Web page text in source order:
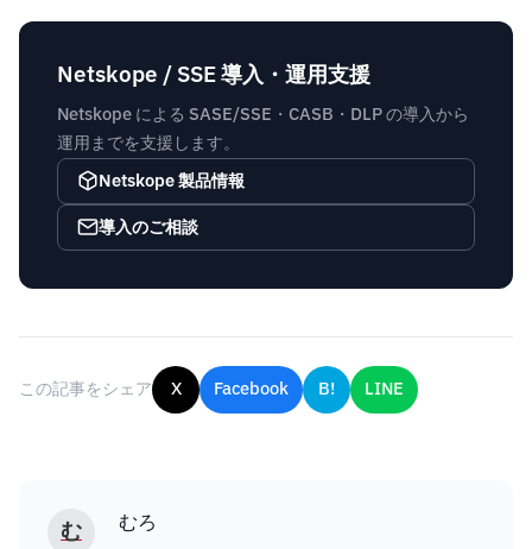
Netskope / SSE 導入・運用支援
Netskope による SASE/SSE・CASB・DLP の導入から
運用までを支援します。
Netskope 製品情報
導入のご相談
この記事をシェア X Facebook B! LINE
む むろ